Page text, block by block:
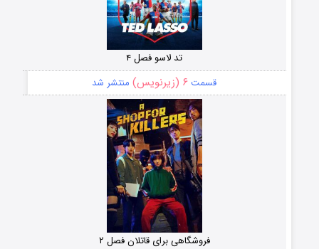
تد لاسو فصل ۴
قسمت ۶ (زیرنویس) منتشر شد
فروشگاهی برای قاتلان فصل ۲